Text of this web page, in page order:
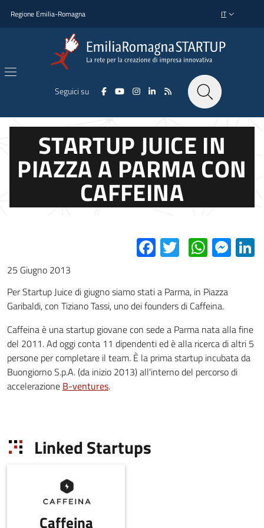
Regione Emilia-Romagna SELETTORE
IT
Seguici su
STARTUP JUICE IN
PIAZZA A PARMA CON
CAFFEINA
Facebook
Twitter
25 Giugno 2013
Per Startup Juice di giugno siamo stati a Parma, in Piazza
Garibaldi, con Tiziano Tassi, uno dei founders di Caffeina.
Caffeina è una startup giovane con sede a Parma nata alla fine
del 2011. Ad oggi conta 11 dipendenti ed è alla ricerca di altri 5
persone per completare il team. È la prima startup incubata da
Buongiorno S.p.A. (da inizio 2013) all'interno del percorso di
accelerazione B-ventures.
Linked Startups
Caffeina